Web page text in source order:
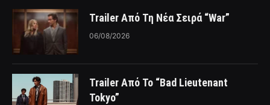
Trailer Από Τη Νέα Σειρά “War”
06/08/2026
Trailer Από Το “Bad Lieutenant
Tokyo”